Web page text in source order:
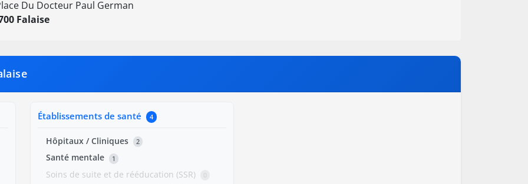
Du Docteur Paul German
Falaise
Établissements de santé 4
Hôpitaux / Cliniques 2
Santé mentale 1
Soins de suite et de rééducation (SSR) 0